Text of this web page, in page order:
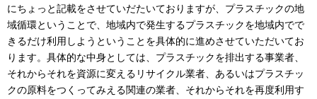
にちょっと記載をさせていだたいておりますが、プラスチックの地
域循環ということで、地域内で発生するプラスチックを地域内でで
きるだけ利用しようということを具体的に進めさせていただいてお
ります。具体的な中身としては、プラスチックを排出する事業者、
それからそれを資源に変えるリサイクル業者、あるいはプラスチッ
クの原料をつくってみえる関連の業者、それからそれを再度利用す